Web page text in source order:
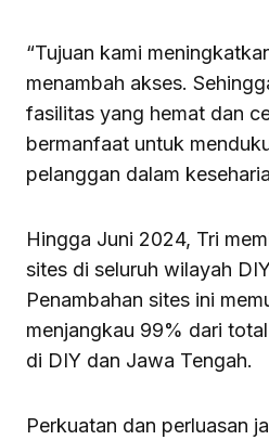
“Tujuan kami
menambah akses.
fasilitas yang hemat dan
bermanfaat untuk
pelanggan dalam
Hingga Juni 2024, Tri
sites di seluruh wilayah
Penambahan sites ini
menjangkau 99% dari
di DIY dan Jawa Tengah.
Perkuatan dan perluasan